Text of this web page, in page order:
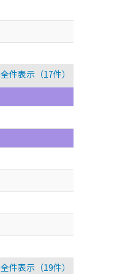
全件表示（17件）
全件表示（19件）